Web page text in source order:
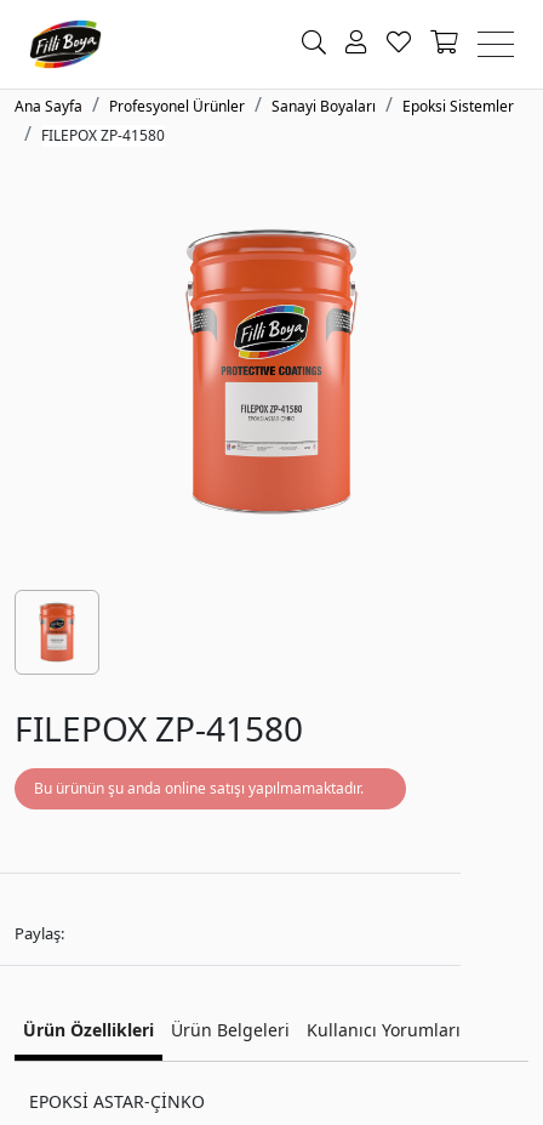
Ana Sayfa Profesyonel Ürünler Sanayi Boyaları
Epoksi Sistemler
FILEPOX ZP-41580
FILEPOX ZP-41580
Bu ürünün şu anda online satışı yapılmamaktadır.
Paylaş:
Ürün Özellikleri Ürün Belgeleri Kullanıcı Yorumları
EPOKSİ ASTAR-ÇİNKO